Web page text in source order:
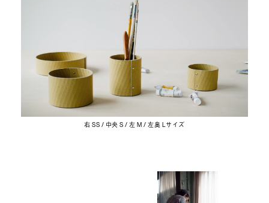
右 SS / 中央 S / 左 M / 左奥 Lサイズ